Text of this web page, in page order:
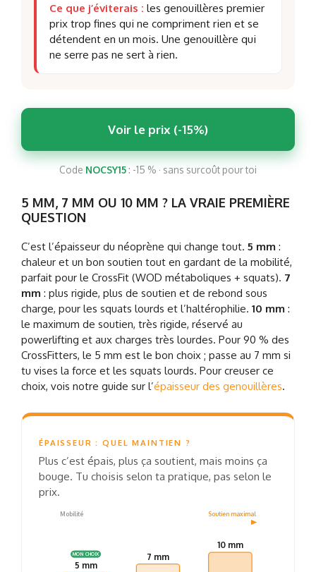
Ce que j’éviterais : les genouillères premier
prix trop fines qui ne compriment rien et se
détendent en un mois. Une genouillère qui
ne serre pas ne sert à rien.
Voir le prix (-15%)
Code NOCSY15 : -15 % · sans surcoût pour toi
5 MM, 7 MM OU 10 MM ? LA VRAIE PREMIÈRE
QUESTION
C’est l’épaisseur du néoprène qui change tout. 5 mm :
chaleur et un bon soutien tout en gardant de la mobilité,
parfait pour le CrossFit (WOD métaboliques + squats). 7
mm : plus rigide, plus de soutien et de rebond sous
charge, pour les squats lourds et l’haltérophilie. 10 mm :
le maximum de soutien, très rigide, réservé au
powerlifting et aux charges très lourdes. Pour 90 % des
CrossFitters, le 5 mm est le bon choix ; passe au 7 mm si
tu vises la force et les squats lourds. Pour creuser ce
choix, vois notre guide sur l’épaisseur des genouillères.
ÉPAISSEUR : QUEL MAINTIEN ?
Plus c’est épais, plus ça soutient, mais moins ça
bouge. Tu choisis selon ta pratique, pas selon le
prix.
Mobilité Soutien maximal
MON CHOIX
5 mm
7 mm
10 mm